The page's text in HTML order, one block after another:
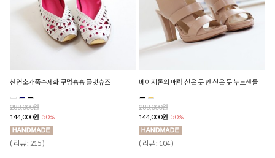
천연소가죽수제화 구멍숑숑 플랫슈즈
288,000원
144,000원 50%
( 리뷰 : 215 )
베이지톤의 매력 신은 듯 안 신은 듯 누드샌들
288,000원
144,000원 50%
( 리뷰 : 104 )